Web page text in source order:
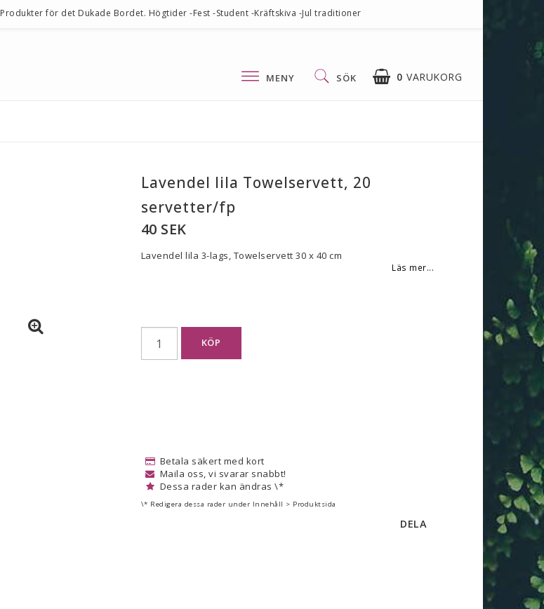
Produkter för det Dukade Bordet. Högtider -Fest -Student -Kräftskiva -Jul traditioner
0 VARUKORG
MENY SÖK
Lavendel lila Towelservett, 20
servetter/fp
40 SEK
Lavendel lila 3-lags, Towelservett 30 x 40 cm
Läs mer...
KÖP
Betala säkert med kort
Maila oss, vi svarar snabbt!
Dessa rader kan ändras \*
\* Redigera dessa rader under Innehåll > Produktsida
DELA